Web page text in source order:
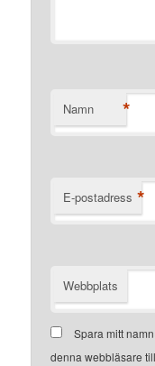
Namn *
E-postadress *
Webbplats
Spara mitt
denna webbläsare